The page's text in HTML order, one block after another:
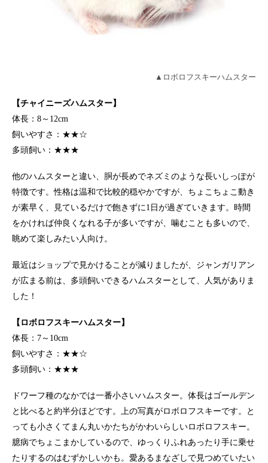
▲ロボロフスキーハムスター
【チャイニーズハムスター】
体長：8～12cm
飼いやすさ：★★☆
多頭飼い：★★★
他のハムスターと違い、胴が長めでネズミのような長いしっぽが
特徴です。性格は温和で比較的穏やかですが、ちょこちょこ動き
が素早く、見ているだけで飽きずに1日が過ぎていきます。時間
をかければ仲良くなれる子が多いですが、噛むことも多いので、
眺めて楽しみたい人向け。
最近はショップで見かけることが減りましたが、ジャンガリアン
が広まる前は、多頭飼いできるハムスターとして、人気がありま
した！
【ロボロフスキーハムスター】
体長：7～10cm
飼いやすさ：★★☆
多頭飼い：★★★
ドワーフ種のなかでは一番小さいハムスター。体長はゴールデン
と比べると約半分ほどです。上の写真がロボロフスキーです。と
っても小さくてまん丸いかたちがかわいらしいロボロフスキー。
臆病でちょこまかしているので、ゆっくりふれあったり手に乗せ
たりするのはむずかしいかも。愛あるまなざしで見つめていたい